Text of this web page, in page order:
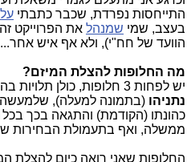
התייחסות נפרדת, שכבר כתבתי
בעצב, שמי שמנהל את הפרוייקט
הוועד של חח"י), ולא אף איש אחר...
מה החלופות להצלת המיזם?
יש לפחות 3 חלופות, כולן תלויות בהחלטת ראש הממשלה,
נתניהו (בתמונה למעלה),
כהונתו (הקודמת) והתגאה בכך
ממשלה, ואף בתעמולת הבחירות
החלופות שאני רואה כיום להצלת